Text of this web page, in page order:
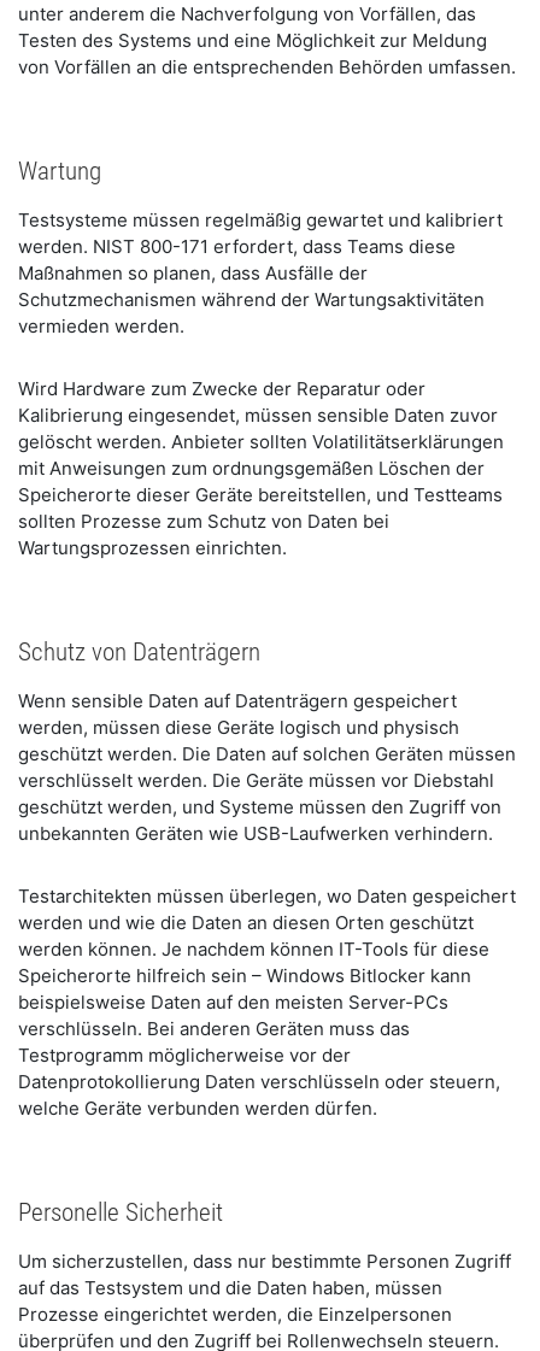
unter anderem die Nachverfolgung von Vorfällen, das
Testen des Systems und eine Möglichkeit zur Meldung
von Vorfällen an die entsprechenden Behörden umfassen.
Wartung
Testsysteme müssen regelmäßig gewartet und kalibriert
werden. NIST 800-171 erfordert, dass Teams diese
Maßnahmen so planen, dass Ausfälle der
Schutzmechanismen während der Wartungsaktivitäten
vermieden werden.
Wird Hardware zum Zwecke der Reparatur oder
Kalibrierung eingesendet, müssen sensible Daten zuvor
gelöscht werden. Anbieter sollten Volatilitätserklärungen
mit Anweisungen zum ordnungsgemäßen Löschen der
Speicherorte dieser Geräte bereitstellen, und Testteams
sollten Prozesse zum Schutz von Daten bei
Wartungsprozessen einrichten.
Schutz von Datenträgern
Wenn sensible Daten auf Datenträgern gespeichert
werden, müssen diese Geräte logisch und physisch
geschützt werden. Die Daten auf solchen Geräten müssen
verschlüsselt werden. Die Geräte müssen vor Diebstahl
geschützt werden, und Systeme müssen den Zugriff von
unbekannten Geräten wie USB-Laufwerken verhindern.
Testarchitekten müssen überlegen, wo Daten gespeichert
werden und wie die Daten an diesen Orten geschützt
werden können. Je nachdem können IT-Tools für diese
Speicherorte hilfreich sein – Windows Bitlocker kann
beispielsweise Daten auf den meisten Server-PCs
verschlüsseln. Bei anderen Geräten muss das
Testprogramm möglicherweise vor der
Datenprotokollierung Daten verschlüsseln oder steuern,
welche Geräte verbunden werden dürfen.
Personelle Sicherheit
Um sicherzustellen, dass nur bestimmte Personen Zugriff
auf das Testsystem und die Daten haben, müssen
Prozesse eingerichtet werden, die Einzelpersonen
überprüfen und den Zugriff bei Rollenwechseln steuern.